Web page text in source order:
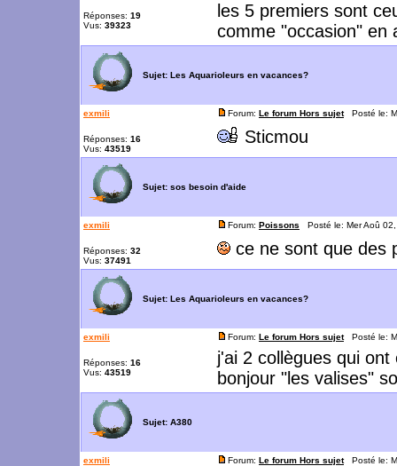
Réponses: 19
Vus: 39323
les 5 premiers sont
comme "occasion" en
Sujet: Les Aquarioleurs en vacances?
exmili
Réponses: 16
Vus: 43519
Forum: Le forum Hors sujetPosté le:
Sticmou
Sujet: sos besoin d'aide
exmili
Réponses: 32
Vus: 37491
Forum: Poissons Posté le: Mer Aoû
ce ne sont que des
Sujet: Les Aquarioleurs en vacances?
exmili
Réponses: 16
Vus: 43519
Forum: Le forum Hors sujetPosté le:
j'ai 2 collègues qui
bonjour "les valises"
Sujet: A380
exmili Forum: Le forum Hors sujetPosté le: